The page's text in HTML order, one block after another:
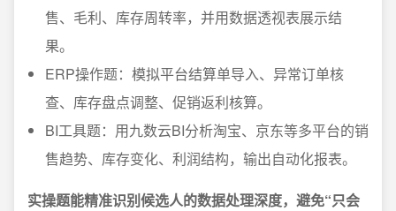
售、毛利、库存周转率，并用数据透视表展示结
果。
ERP操作题：模拟平台结算单导入、异常订单核
查、库存盘点调整、促销返利核算。
BI工具题：用九数云BI分析淘宝、京东等多平台的销
售趋势、库存变化、利润结构，输出自动化报表。
实操题能精准识别候选人的数据处理深度，避免“只会